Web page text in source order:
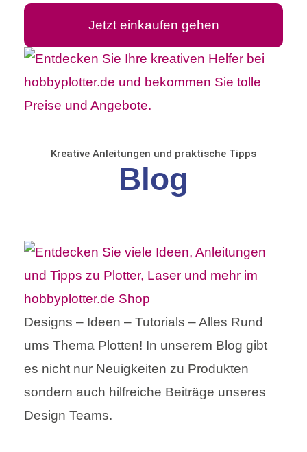
Jetzt einkaufen gehen
Kreative Anleitungen und praktische Tipps
Blog
Designs – Ideen – Tutorials – Alles Rund
ums Thema Plotten! In unserem Blog gibt
es nicht nur Neuigkeiten zu Produkten
sondern auch hilfreiche Beiträge unseres
Design Teams.